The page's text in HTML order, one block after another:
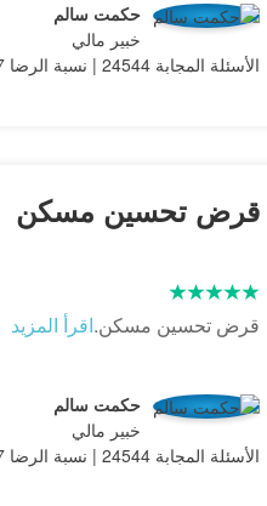
حكمت سالم
خبير مالي
الأسئلة المجابة 24544 | نسبة الرضا 97.7%
قرض تحسين مسكن
قرض تحسين مسكن.اقرأ المزيد
حكمت سالم
خبير مالي
الأسئلة المجابة 24544 | نسبة الرضا 97.7%